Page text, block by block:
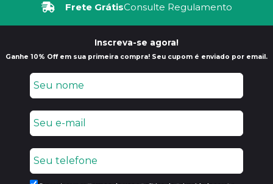
Frete GrátisConsulte Regulamento
Inscreva-se agora!
Ganhe 10% Off em sua primeira compra! Seu cupom é enviado por email.